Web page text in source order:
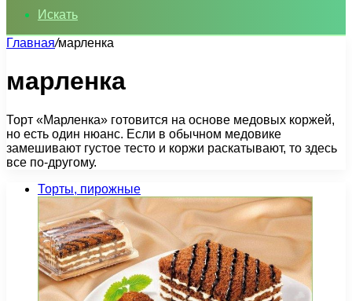
Искать
Главная/марленка
марленка
Торт «Марленка» готовится на основе медовых коржей,
но есть один нюанс. Если в обычном медовике
замешивают густое тесто и коржи раскатывают, то здесь
все по-другому.
Торты, пирожные